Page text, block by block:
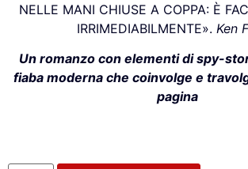
NELLE MANI CHIUSE A COPPA: È
IRRIMEDIABILMENTE». Ken
Un romanzo con elementi di spy-
fiaba moderna che coinvolge e
pagina